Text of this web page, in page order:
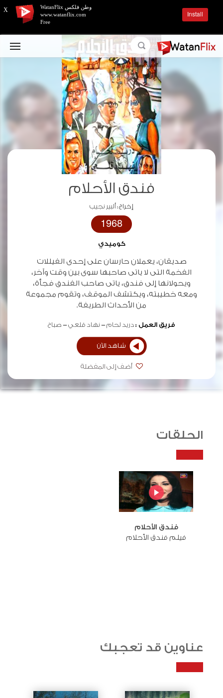
فندق الأحلام
إخراج :ألبير نجيب
1968
كوميدي
صديقان، يعملان حارسان على إحدى الفيللات
الفخمة التى لا ياتى صاحبها سوى بين وقت وآخر،
ويحولانها إلى فندق، ياتى صاحب الفندق فجأة،
ومعه خطيبته، ويكتشف الموقف، وتقوم مجموعة
من الأحداث الطريفة.
فريق العمل :دريد لحام نهاد قلعي صباح
شاهد الآن
أضف إلى المفضلة
الحلقات
فندق الأحلام
فيلم فندق الأحلام
عناوين قد تعجبك
X
وطن فلكس WatanFlix
www.watanflix.com
Free
Install